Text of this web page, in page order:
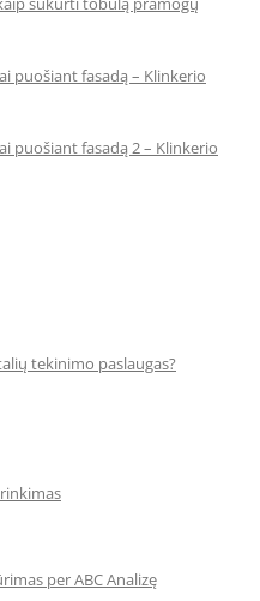
puošiant fasadą – Klinkerio
puošiant fasadą 2 – Klinkerio
tekinimo paslaugas?
per ABC Analizę